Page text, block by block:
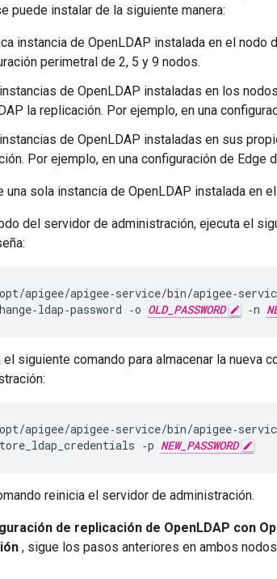
puede instalar de la siguiente manera:
instancia de OpenLDAP instalada en el
perimetral de 2, 5 y 9 nodos.
de OpenLDAP instaladas en los
la replicación. Por ejemplo, en una
de OpenLDAP instaladas en sus
Por ejemplo, en una configuración de Edge
una sola instancia de OpenLDAP instalada en
del servidor de administración, ejecuta el
apigee/apigee‑service/bin/
‑o
OLD_PASSWORD ‑n
el siguiente comando para almacenar la nueva
apigee/apigee‑service/bin/
‑p
NEW_PASSWORD
reinicia el servidor de administración.
de replicación de OpenLDAP con
, sigue los pasos anteriores en ambos